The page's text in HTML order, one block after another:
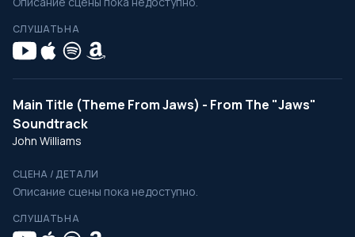
СЛУШАТЬ НА
Main Title (Theme From Jaws) - From The "Jaws"
Soundtrack
John Williams
СЦЕНА / ДЕТАЛИ
Описание сцены пока недоступно.
СЛУШАТЬ НА